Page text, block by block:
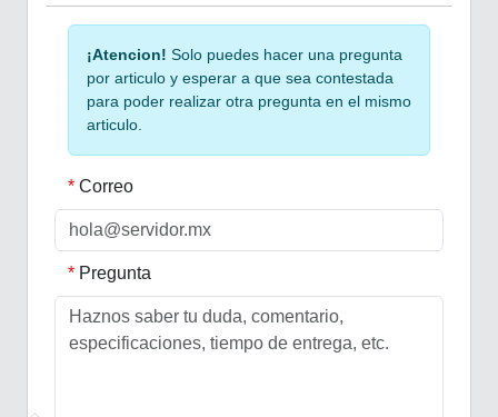
¡Atencion! Solo puedes hacer una pregunta
por articulo y esperar a que sea contestada
para poder realizar otra pregunta en el mismo
articulo.
Correo
Pregunta